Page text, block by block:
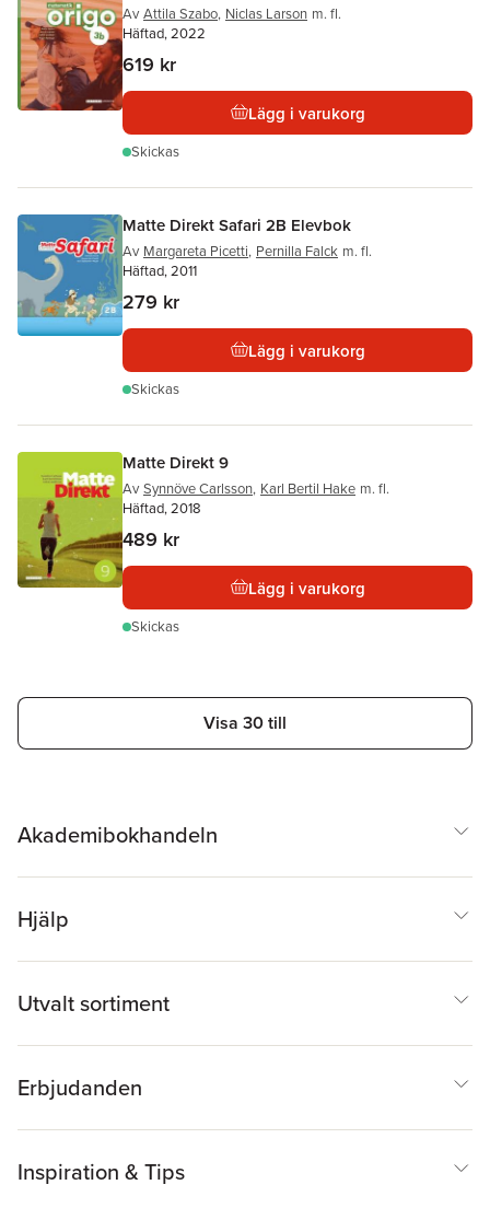
Av Attila Szabo, Niclas Larson m. fl.
Häftad, 2022
619 kr
Lägg i varukorg
Skickas
Matte Direkt Safari 2B Elevbok
Av Margareta Picetti, Pernilla Falck m. fl.
Häftad, 2011
279 kr
Lägg i varukorg
Skickas
Matte Direkt 9
Av Synnöve Carlsson, Karl Bertil Hake m. fl.
Häftad, 2018
489 kr
Lägg i varukorg
Skickas
Visa 30 till
Akademibokhandeln
Hjälp
Utvalt sortiment
Erbjudanden
Inspiration & Tips